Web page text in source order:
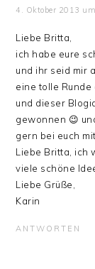
4. Oktober 2013
Liebe Britta,
ich habe eure
und ihr seid mir
eine tolle Runde
und dieser
gewonnen 😉
gern bei euch
Liebe Britta, ich
viele schöne
Liebe Grüße,
Karin
ANTWORTEN